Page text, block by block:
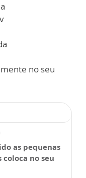
no seu
as pequenas
coloca no seu